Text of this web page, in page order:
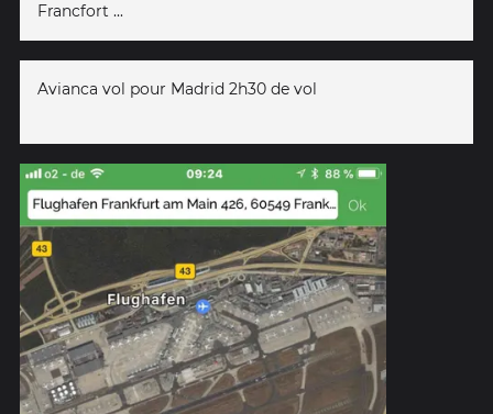
Francfort ...
Avianca vol pour Madrid 2h30 de vol